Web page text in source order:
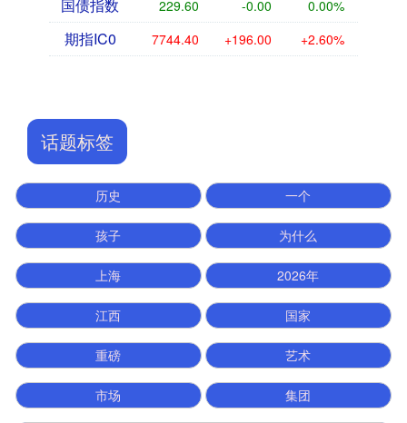
国债指数 229.60 -0.00 0.00%
期指IC0 7744.40 +196.00 +2.60%
话题标签
历史 一个
孩子 为什么
上海 2026年
江西 国家
重磅 艺术
市场 集团